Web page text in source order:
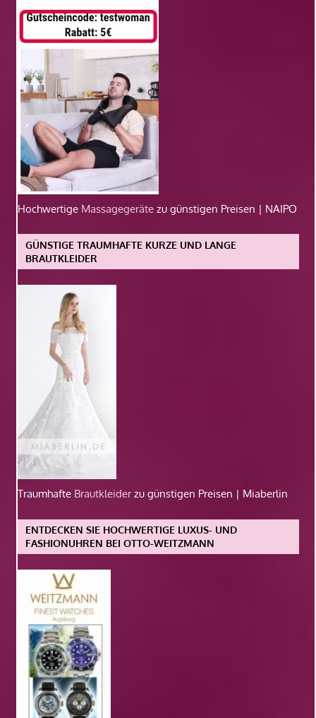
Hochwertige Massagegeräte zu günstigen Preisen | NAIPO
GÜNSTIGE TRAUMHAFTE KURZE UND LANGE
BRAUTKLEIDER
Traumhafte Brautkleiderzu günstigen Preisen | Miaberlin
ENTDECKEN SIE HOCHWERTIGE LUXUS- UND
FASHIONUHREN BEI OTTO-WEITZMANN